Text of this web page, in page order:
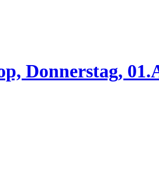
Donnerstag,